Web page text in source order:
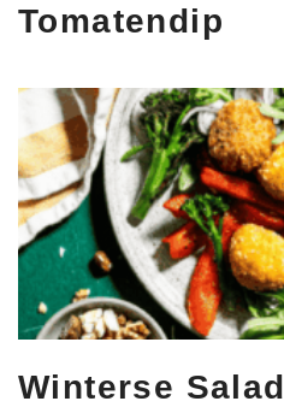
Tomatendip
Winterse